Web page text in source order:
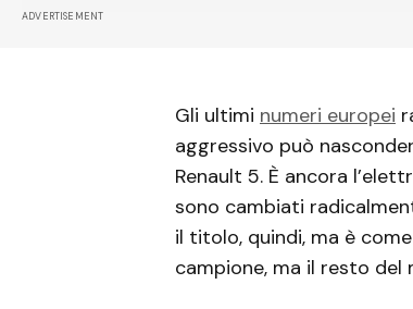
ADVERTISEMENT
Gli ultimi numeri europei
aggressivo può
Renault 5. È ancora
sono cambiati
il titolo, quindi, ma è
campione, ma il resto del